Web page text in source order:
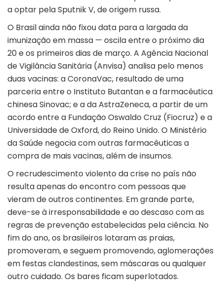
a optar pela Sputnik V, de origem russa.
O Brasil ainda não fixou data para a largada da
imunização em massa — oscila entre o próximo dia
20 e os primeiros dias de março. A Agência Nacional
de Vigilância Sanitária (Anvisa) analisa pelo menos
duas vacinas: a CoronaVac, resultado de uma
parceria entre o Instituto Butantan e a farmacêutica
chinesa Sinovac; e a da AstraZeneca, a partir de um
acordo entre a Fundação Oswaldo Cruz (Fiocruz) e a
Universidade de Oxford, do Reino Unido. O Ministério
da Saúde negocia com outras farmacêuticas a
compra de mais vacinas, além de insumos.
O recrudescimento violento da crise no país não
resulta apenas do encontro com pessoas que
vieram de outros continentes. Em grande parte,
deve-se à irresponsabilidade e ao descaso com as
regras de prevenção estabelecidas pela ciência. No
fim do ano, os brasileiros lotaram as praias,
promoveram, e seguem promovendo, aglomerações
em festas clandestinas, sem máscaras ou qualquer
outro cuidado. Os bares ficam superlotados.